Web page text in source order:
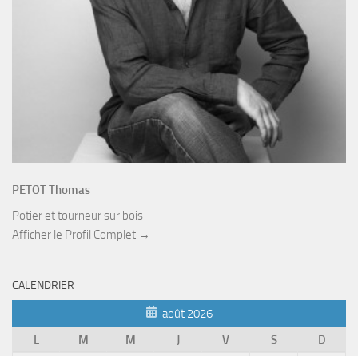
PETOT Thomas
Potier et tourneur sur bois
Afficher le Profil Complet →
CALENDRIER
août 2026
L
M M J V S
D